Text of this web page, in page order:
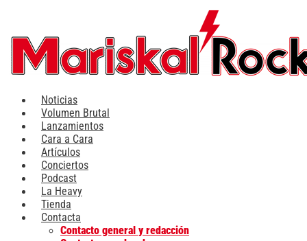
contenido
Noticias
Volumen Brutal
Lanzamientos
Cara a Cara
Artículos
Conciertos
Podcast
La Heavy
Tienda
Contacta
Contacto general y redacción